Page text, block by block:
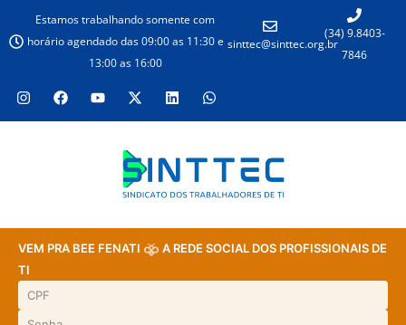
Estamos trabalhando somente com
horário agendado das 09:00 as 11:30 e
13:00 as 16:00
sinttec@sinttec.org.br
(34) 9.8403-
7846
VEM PRA BEE FENATI
A REDE SOCIAL DOS PROFISSIONAIS DE
TI